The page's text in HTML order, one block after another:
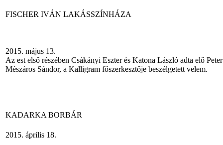
FISCHER IVÁN LAKÁSSZÍNHÁZA
2015. május 13.
Az est első részében Csákányi Eszter és Katona László adta elő
Mészáros Sándor, a Kalligram főszerkesztője beszélgetett velem.
KADARKA BORBÁR
2015. április 18.